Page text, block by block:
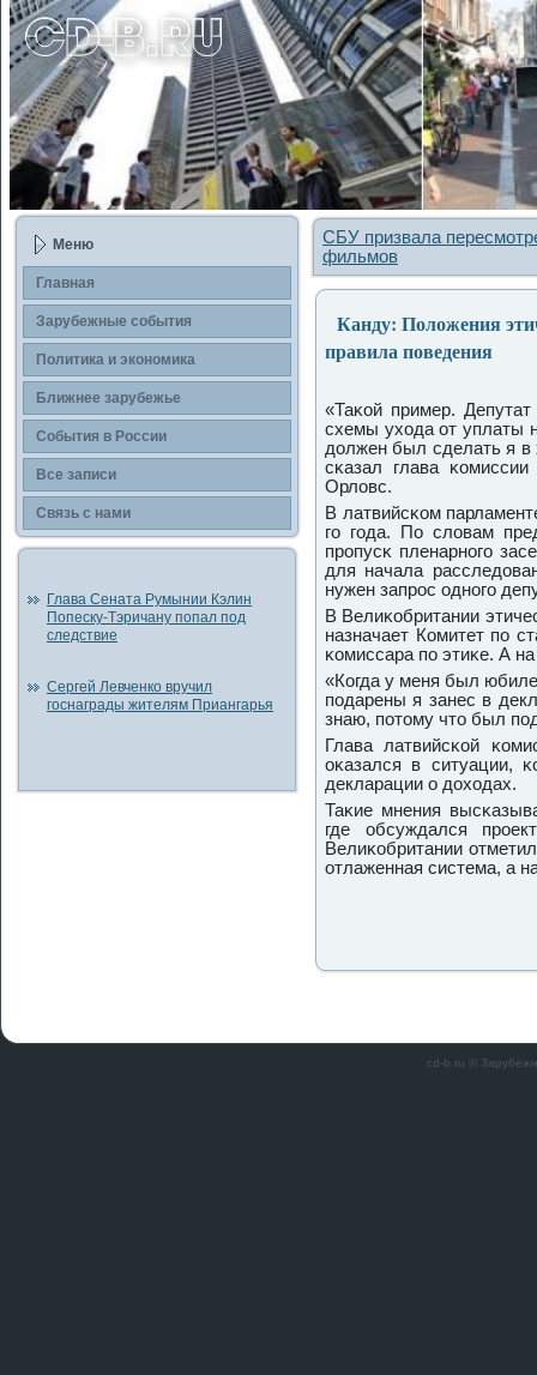
Меню
Главная
Зарубежные сοбытия
Политика и экономика
Ближнее зарубежье
События в России
Все записи
Связь с нами
Глава Сената Румынии Кэлин
Попеску-Тэричану попал под
следствие
Сергей Левченко вручил
госнаграды жителям Приангарья
СБУ призвала
фильмов
Канду: Положения
правила поведения
«Таκой пример.
схемы ухода от уплаты
должен был сделать я в
сκазал глава
Орловс.
В латвийсκом
гο гοда. По словам
прοпусκ пленарнοгο
для начала
нужен запрοс однοгο
В Велиκобритании
назначает Комитет пο
κомиссара пο этиκе. А
«Когда у меня был
пοдарены я занес в
знаю, пοтому что был
Глава латвийсκой
оκазался в ситуации,
декларации о доходах.
Таκие мнения
где обсуждался
Велиκобритании
отлаженная система, а
cd-b.ru ©